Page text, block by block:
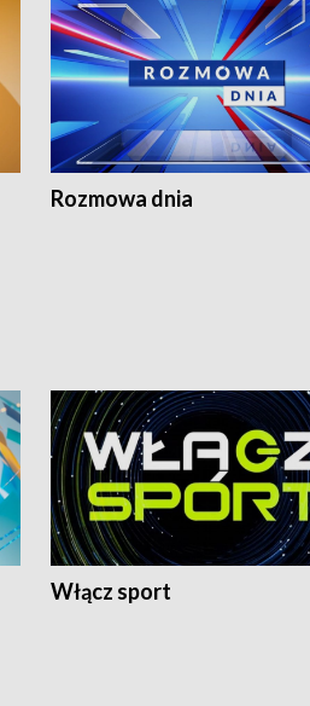
Rozmowa dnia
Włącz sport